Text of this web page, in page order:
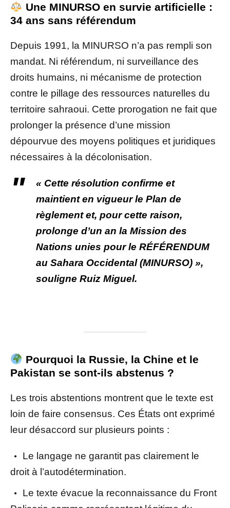
Une MINURSO en survie artificielle :
34 ans sans référendum
Depuis 1991, la MINURSO n’a pas rempli son
mandat. Ni référendum, ni surveillance des
droits humains, ni mécanisme de protection
contre le pillage des ressources naturelles du
territoire sahraoui. Cette prorogation ne fait que
prolonger la présence d’une mission
dépourvue des moyens politiques et juridiques
nécessaires à la décolonisation.
« Cette résolution confirme et
maintient en vigueur le Plan de
règlement et, pour cette raison,
prolonge d’un an la Mission des
Nations unies pour le RÉFÉRENDUM
au Sahara Occidental (MINURSO) »,
souligne Ruiz Miguel.
Pourquoi la Russie, la Chine et le
Pakistan se sont-ils abstenus ?
Les trois abstentions montrent que le texte est
loin de faire consensus. Ces États ont exprimé
leur désaccord sur plusieurs points :
Le langage ne garantit pas clairement le
droit à l’autodétermination.
Le texte évacue la reconnaissance du Front